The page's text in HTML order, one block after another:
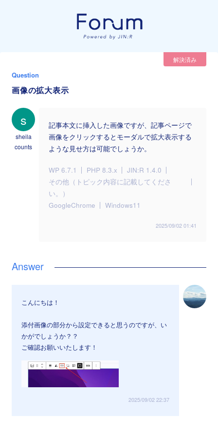
解決済み
Question
画像の拡大表示
s
sheila
counts
記事本文に挿入した画像ですが、記事ページで
画像をクリックするとモーダルで拡大表示する
ような見せ方は可能でしょうか。
WP 6.7.1 PHP 8.3.x
JIN:R 1.4.0
その他（トピック内容に記載してくださ
い。）
GoogleChrome
Windows11
2025/09/02 01:41
こんにちは！
添付画像の部分から設定できると思うのですが、い
かがでしょうか？？
ご確認お願いいたします！
2025/09/02 22:37